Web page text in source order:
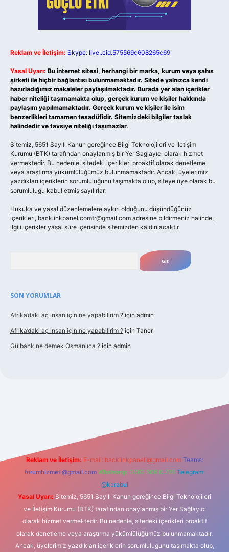
Reklam ve İletişim: Skype: live:.cid.575569c608265c69
Yasal Uyarı: Bu internet sitesi, herhangi bir marka, kurum veya şahıs
şirketi ile hiçbir bağlantısı bulunmamaktadır. Sitede yalnızca kendi
hazırladığımız makaleler paylaşılmaktadır. Burada yer alan içerikler
haber niteliği taşımamakta olup, gerçek kurum ve kişiler hakkında
paylaşım yapılmamaktadır. Gerçek kurum ve kişiler ile isim
benzerlikleri tamamen tesadüfidir. Sitemizdeki bilgiler taslak
halindedir ve tavsiye niteliği taşımazlar.
Sitemiz, 5651 Sayılı Kanun gereğince Bilgi Teknolojileri ve İletişim
Kurumu (BTK) tarafından onaylanmış bir Yer Sağlayıcı olarak hizmet
vermektedir. Bu nedenle, sitedeki içerikleri proaktif olarak denetleme
veya araştırma yükümlülüğümüz bulunmamaktadır. Ancak, üyelerimiz
yazdıkları içeriklerin sorumluluğunu taşımakta olup, siteye üye olarak bu
sorumluluğu kabul etmiş sayılırlar.
Hukuka ve yasal düzenlemelere aykırı olduğunu düşündüğünüz
içerikleri, backlinkpanelicomtr@gmail.com adresine bildirmeniz halinde,
ilgili içerikler yasal süre içerisinde sitemizden kaldırılacaktır.
SON YORUMLAR
Afrika’daki aç insan için ne yapabilirim ? için admin
Afrika’daki aç insan için ne yapabilirim ? için Taner
Gülbank ne demek Osmanlıca ? için admin
Reklam ve İletişim: E-mail: backlinkpaneli@gmail.com Teams:
forumhizmeti@gmail.com Whatsapp: 0262 606 0 726 Telegram:
@karabul
Yasal Uyarı: Sitemiz, 5651 Sayılı Kanun gereğince Bilgi Teknolojileri
ve İletişim Kurumu (BTK) tarafından onaylanmış bir Yer Sağlayıcı
olarak hizmet vermektedir. Bu nedenle, sitedeki içerikleri proaktif
olarak denetleme veya araştırma yükümlülüğümüz bulunmamaktadır.
Ancak, üyelerimiz yazdıkları içeriklerin sorumluluğunu taşımakta olup,